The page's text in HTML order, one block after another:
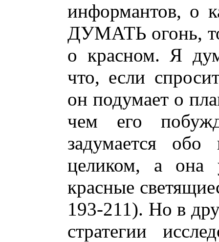
информантов, о
ДУМАТЬ огонь,
о красном. Я
что, если
он подумает о
чем его
задумается
целиком, а она
красные
193-211). Но в
стратегии